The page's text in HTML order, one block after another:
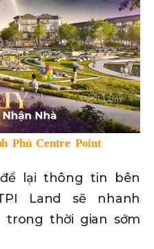
Phú Centre Point
lại thông tin bên
Land sẽ nhanh
thời gian sớm